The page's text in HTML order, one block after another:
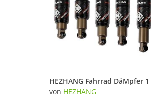
von HEZHANG